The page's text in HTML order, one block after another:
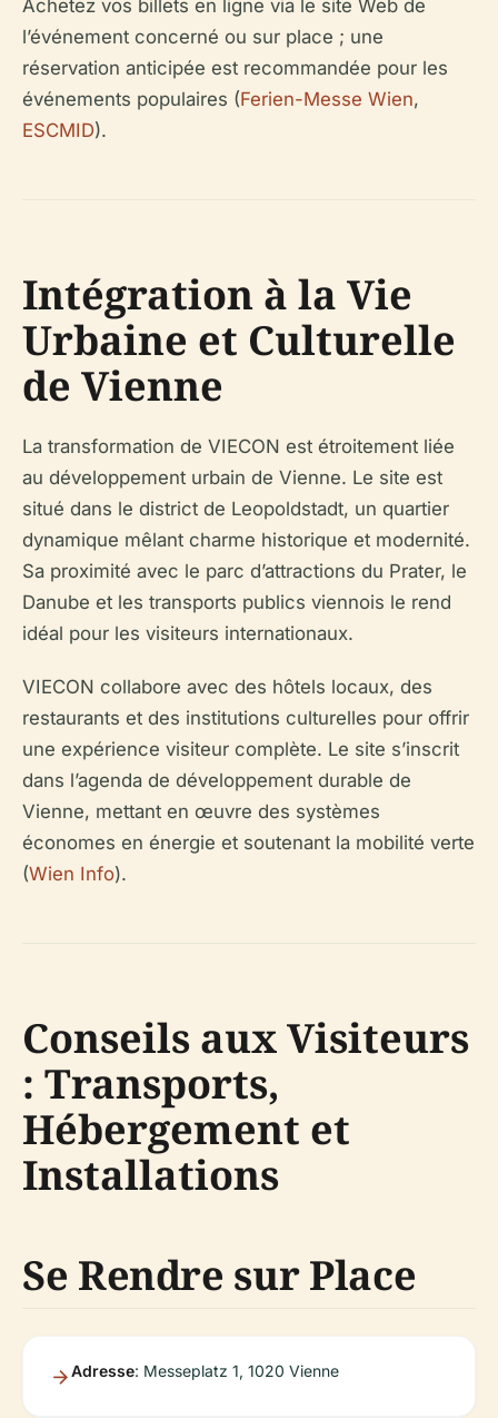
Achetez vos billets en ligne via le site Web de
l’événement concerné ou sur place ; une
réservation anticipée est recommandée pour les
événements populaires (Ferien-Messe Wien,
ESCMID).
Intégration à la Vie
Urbaine et Culturelle
de Vienne
La transformation de VIECON est étroitement liée
au développement urbain de Vienne. Le site est
situé dans le district de Leopoldstadt, un quartier
dynamique mêlant charme historique et modernité.
Sa proximité avec le parc d’attractions du Prater, le
Danube et les transports publics viennois le rend
idéal pour les visiteurs internationaux.
VIECON collabore avec des hôtels locaux, des
restaurants et des institutions culturelles pour offrir
une expérience visiteur complète. Le site s’inscrit
dans l’agenda de développement durable de
Vienne, mettant en œuvre des systèmes
économes en énergie et soutenant la mobilité verte
(Wien Info).
Conseils aux Visiteurs
: Transports,
Hébergement et
Installations
Se Rendre sur Place
Adresse: Messeplatz 1, 1020 Vienne